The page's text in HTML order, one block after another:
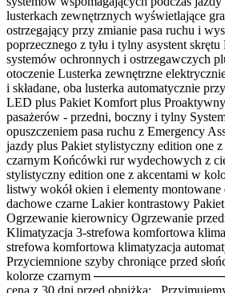
lusterkach zewnętrznych wyświetlające
ostrzegający przy zmianie pasa ruchu i
poprzecznego z tyłu i tylny asystent
systemów ochronnych i ostrzegawczych
otoczenie Lusterka zewnętrzne
i składane, oba lusterka automatycznie
LED plus Pakiet Komfort plus
pasażerów - przedni, boczny i tylny
opuszczeniem pasa ruchu z Emergency
jazdy plus Pakiet stylistyczny edition one
czarnym Końcówki rur wydechowych z
stylistyczny edition one z akcentami w
listwy wokół okien i elementy
dachowe czarne Lakier kontrastowy
Ogrzewanie kierownicy Ogrzewanie
Klimatyzacja 3-strefowa komfortowa
strefowa komfortowa klimatyzacja
Przyciemnione szyby chroniące przed
kolorze czarnym
cena z 30 dni przed obniżką: